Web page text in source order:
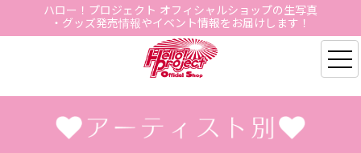
ハロー！プロジェクト オフィシャルショップの生写真
・グッズ発売情報やイベント情報をお届けします！
Hello Project Official